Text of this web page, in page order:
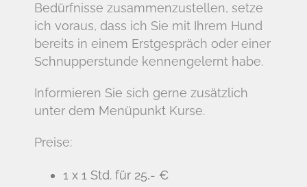
Bedürfnisse zusammenzustellen, setze
ich voraus, dass ich Sie mit Ihrem Hund
bereits in einem Erstgespräch oder einer
Schnupperstunde kennengelernt habe.
Informieren Sie sich gerne zusätzlich
unter dem Menüpunkt Kurse.
Preise:
1 x 1 Std. für 25,- €